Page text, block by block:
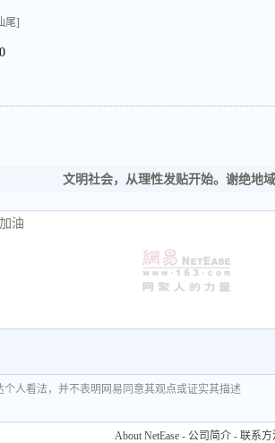
尾]
文明社会，从理性发贴开始。谢绝地
个人看法，并不表明网易同意其观点或证实其描述
About NetEase - 公司简介 - 联系方